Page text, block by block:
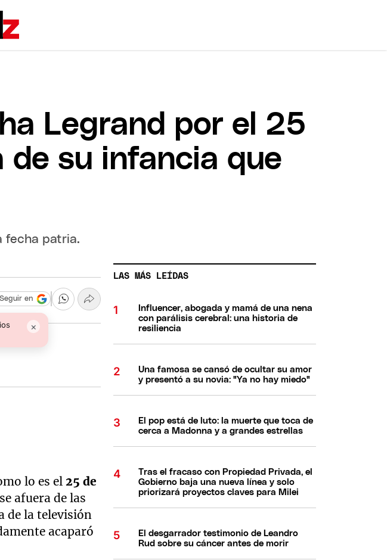
Legrand por el 25
de su infancia que
fecha patria.
×
en
lo es el25 de
afuera de las
de la televisión
acaparó
LAS MÁS LEÍDAS
Influencer, abogada y mamá de una nena
con parálisis cerebral: una historia de
resiliencia
Una famosa se cansó de ocultar su amor
y presentó a su novia: "Ya no hay miedo"
El pop está de luto: la muerte que toca de
cerca a Madonna y a grandes estrellas
Tras el fracaso con Propiedad Privada, el
Gobierno baja una nueva línea y solo
priorizará proyectos claves para Milei
El desgarrador testimonio de Leandro
Rud sobre su cáncer antes de morir